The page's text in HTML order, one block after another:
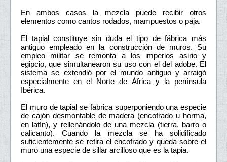
En ambos casos la mezcla puede recibir otros
elementos como cantos rodados, mampuestos o paja.
El tapial constituye sin duda el tipo de fábrica más
antiguo empleado en la construcción de muros. Su
empleo militar se remonta a los imperios asirio y
egipcio, que simultanearon su uso con el del adobe. El
sistema se extendió por el mundo antiguo y arraigó
especialmente en el Norte de África y la península
Ibérica.
El muro de tapial se fabrica superponiendo una especie
de cajón desmontable de madera (encofrado u horma,
en latín), y rellenándolo de una mezcla (tierra, barro o
calicanto). Cuando la mezcla se ha solidificado
suficientemente se retira el encofrado y queda sobre el
muro una especie de sillar arcilloso que es la tapia.